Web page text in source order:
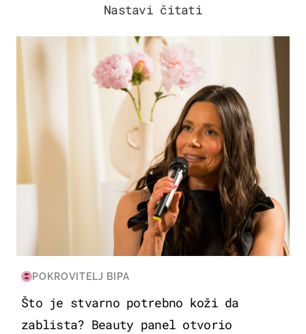
Nastavi čitati
MODA & LJEPOTA
POKROVITELJ BIPA
Što je stvarno potrebno koži da
zablista? Beauty panel otvorio